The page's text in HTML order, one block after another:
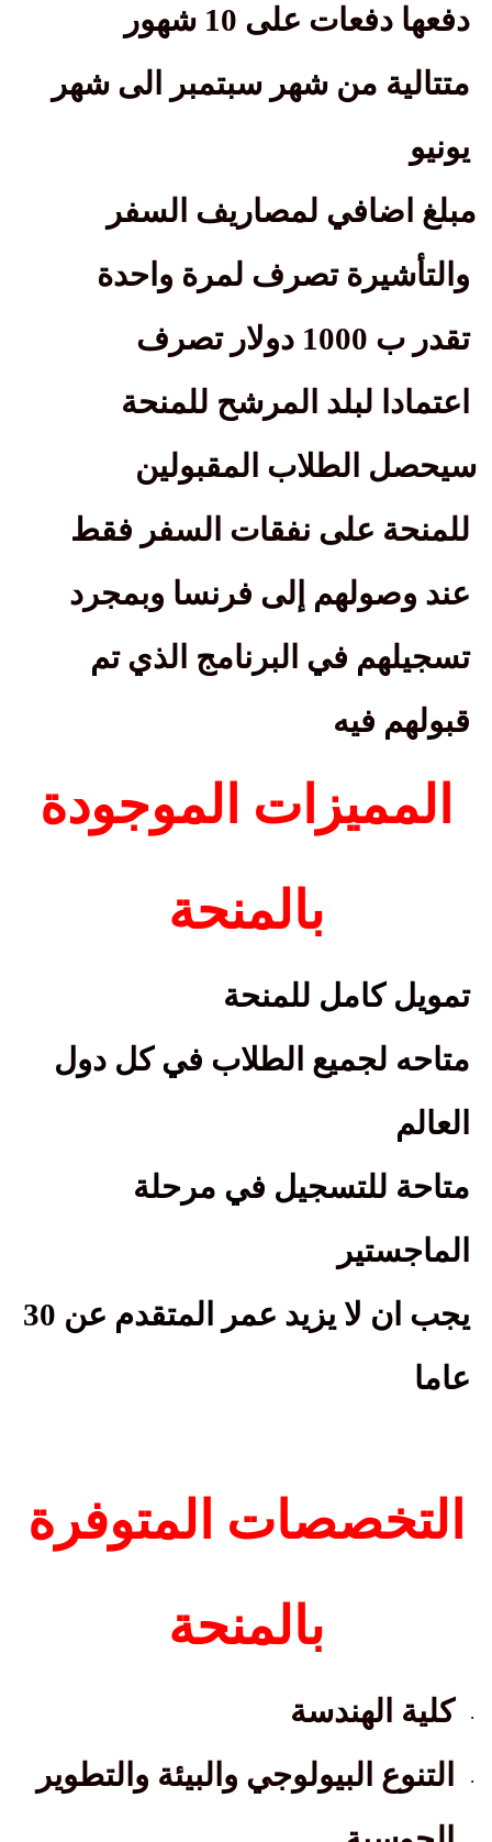
دفعها دفعات على 10 شهور
متتالية من شهر سبتمبر الى شهر
يونيو
مبلغ اضافي لمصاريف السفر
والتأشيرة تصرف لمرة واحدة
تقدر ب 1000 دولار تصرف
اعتمادا لبلد المرشح للمنحة
سيحصل الطلاب المقبولين
للمنحة على نفقات السفر فقط
عند وصولهم إلى فرنسا وبمجرد
تسجيلهم في البرنامج الذي تم
قبولهم فيه
المميزات الموجودة
بالمنحة
تمويل كامل للمنحة
متاحه لجميع الطلاب في كل دول
العالم
متاحة للتسجيل في مرحلة
الماجستير
يجب ان لا يزيد عمر المتقدم عن 30
عاما
التخصصات المتوفرة
بالمنحة
· كلية الهندسة
· التنوع البيولوجي والبيئة والتطوير